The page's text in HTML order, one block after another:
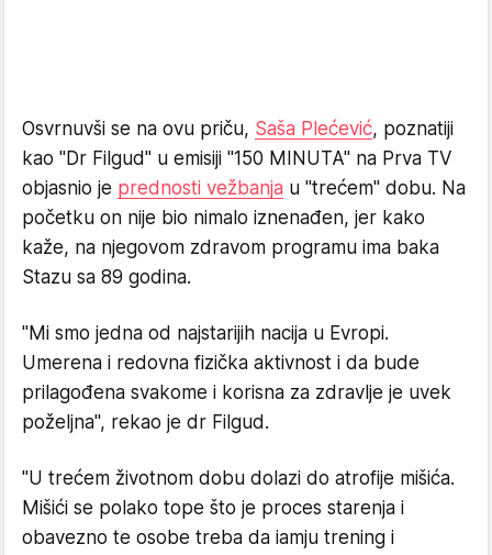
Osvrnuvši se na ovu priču, Saša Plećević, poznatiji
kao "Dr Filgud" u emisiji "150 MINUTA" na Prva TV
objasnio je prednosti vežbanja u "trećem" dobu. Na
početku on nije bio nimalo iznenađen, jer kako
kaže, na njegovom zdravom programu ima baka
Stazu sa 89 godina.
"Mi smo jedna od najstarijih nacija u Evropi.
Umerena i redovna fizička aktivnost i da bude
prilagođena svakome i korisna za zdravlje je uvek
poželjna", rekao je dr Filgud.
"U trećem životnom dobu dolazi do atrofije mišića.
Mišići se polako tope što je proces starenja i
obavezno te osobe treba da iamju trening i